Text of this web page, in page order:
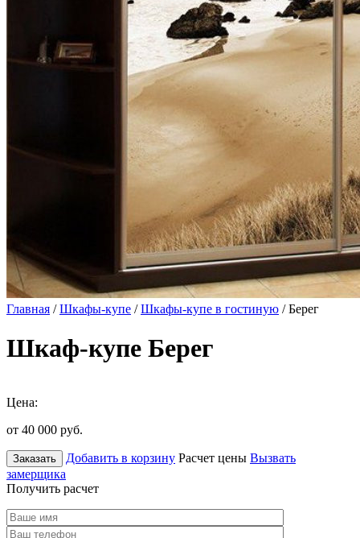
Главная /Шкафы-купе /Шкафы-купе в гостиную / Берег
Шкаф-купе Берег
Цена:
от 40 000 руб.
Заказать Добавить в корзину Расчет цены Вызвать
замерщика
Получить расчет